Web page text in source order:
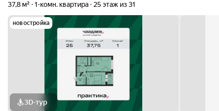
37,8 м²
1-комн. квартира 25 этаж из 31
новостройка
3D-тур